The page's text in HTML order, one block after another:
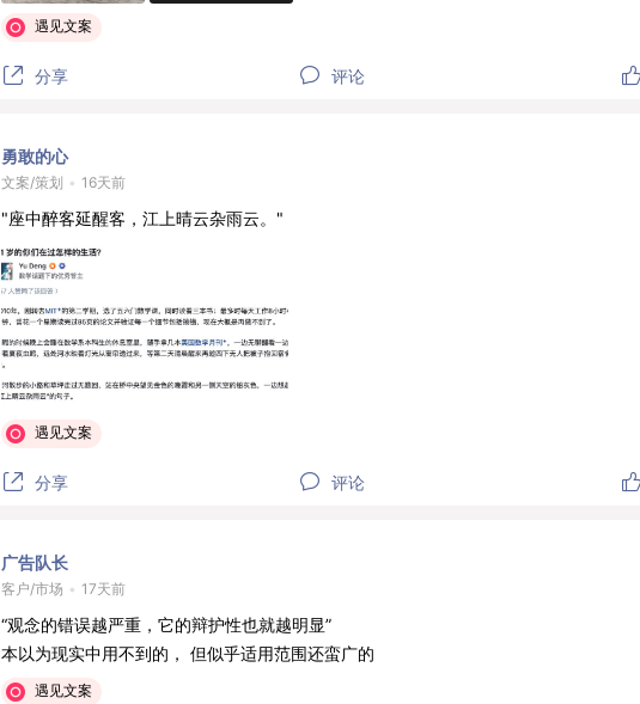
遇见文案
分享 评论
勇敢的心
文案/策划 • 16天前
"座中醉客延醒客，江上晴云杂雨云。"
遇见文案
分享 评论
广告队长
客户/市场 • 17天前
“观念的错误越严重，它的辩护性也就越明显”
本以为现实中用不到的， 但似乎适用范围还蛮广的
遇见文案